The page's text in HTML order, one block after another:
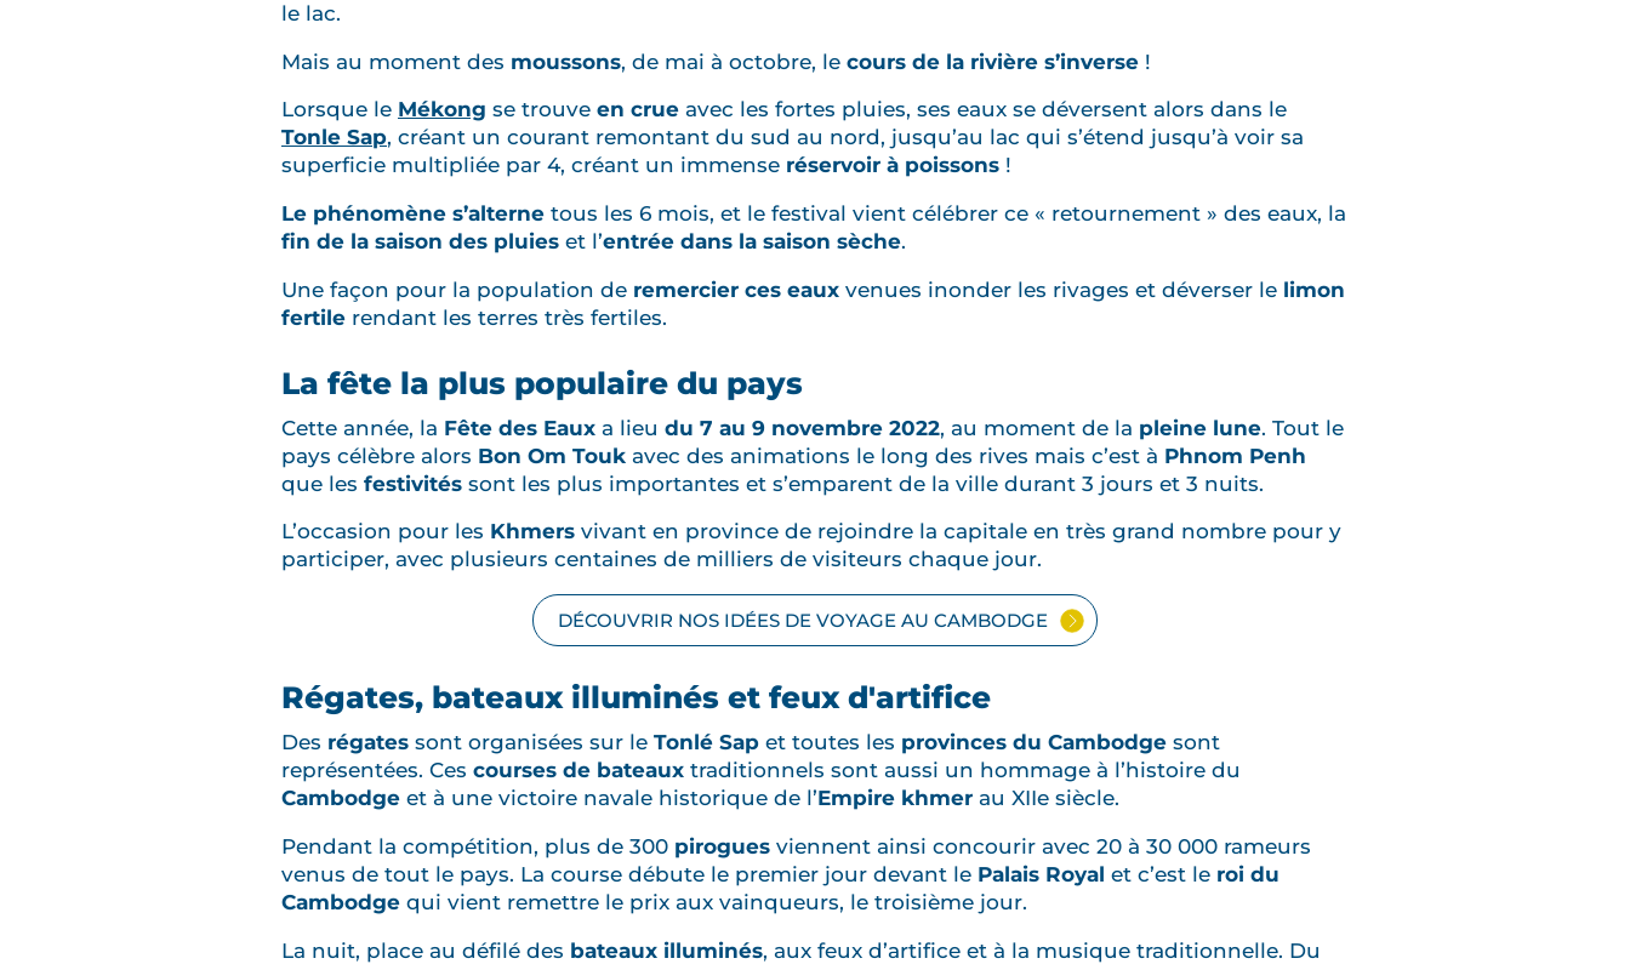
le lac.
Mais au moment des moussons, de mai à octobre, le cours de la rivière s’inverse !
Lorsque le Mékong se trouve en crue avec les fortes pluies, ses eaux se déversent alors dans le
Tonle Sap, créant un courant remontant du sud au nord, jusqu’au lac qui s’étend jusqu’à voir sa
superficie multipliée par 4, créant un immense réservoir à poissons !
Le phénomène s’alterne tous les 6 mois, et le festival vient célébrer ce « retournement » des eaux, la
fin de la saison des pluies et l’entrée dans la saison sèche.
Une façon pour la population de remercier ces eaux venues inonder les rivages et déverser le limon
fertile rendant les terres très fertiles.
La fête la plus populaire du pays
Cette année, la Fête des Eaux a lieu du 7 au 9 novembre 2022, au moment de la pleine lune. Tout le
pays célèbre alors Bon Om Touk avec des animations le long des rives mais c’est à Phnom Penh
que les festivités sont les plus importantes et s’emparent de la ville durant 3 jours et 3 nuits.
L’occasion pour les Khmers vivant en province de rejoindre la capitale en très grand nombre pour y
participer, avec plusieurs centaines de milliers de visiteurs chaque jour.
DÉCOUVRIR NOS IDÉES DE VOYAGE AU CAMBODGE
Régates, bateaux illuminés et feux d'artifice
Des régates sont organisées sur le Tonlé Sap et toutes les provinces du Cambodge sont
représentées. Ces courses de bateaux traditionnels sont aussi un hommage à l’histoire du
Cambodge et à une victoire navale historique de l’Empire khmer au XIIe siècle.
Pendant la compétition, plus de 300 pirogues viennent ainsi concourir avec 20 à 30 000 rameurs
venus de tout le pays. La course débute le premier jour devant le Palais Royal et c’est le roi du
Cambodge qui vient remettre le prix aux vainqueurs, le troisième jour.
La nuit, place au défilé des bateaux illuminés, aux feux d’artifice et à la musique traditionnelle. Du